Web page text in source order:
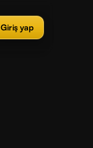
Giriş yap